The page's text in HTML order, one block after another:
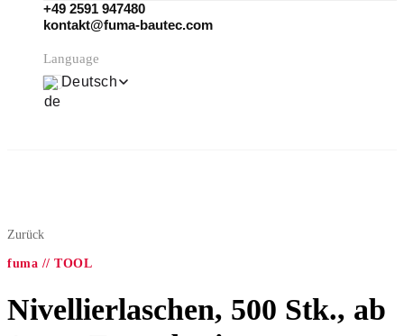
+49 2591 947480
kontakt@fuma-bautec.com
Language
Deutsch
Zurück
fuma // TOOL
Nivellierlaschen, 500 Stk., ab